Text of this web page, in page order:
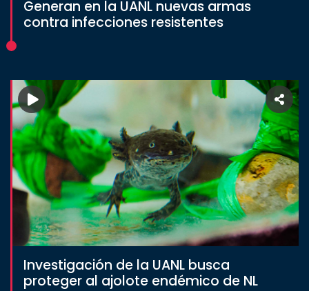
Generan en la UANL nuevas armas
contra infecciones resistentes
Investigación de la UANL busca
proteger al ajolote endémico de NL